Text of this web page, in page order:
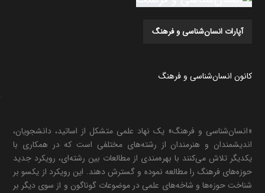
آپارات انسان‌شناسی و فرهنگ
کانون انسان‌شناسی و فرهنگ
«انسان‌شناسی و فرهنگ» یک نهاد علمی متشکل از اساتید، دانشجویان،
اندیشمندان و هنرمندان از رشته‌های مختلفی است که در همکاری با
یکدیگر تلاش می‌کنند با بهره‌مندی از مطالعات بین رشته‌ای، رویکرد جدید
حوزه‌های فرهنگ را مطالعه نموده و گسترش دهند. این رویکرد از یکسو بر
شناخت حوزه‌ها و شاخه‌های علمی در موضوعات گوناگون و از سوی دیگر بر